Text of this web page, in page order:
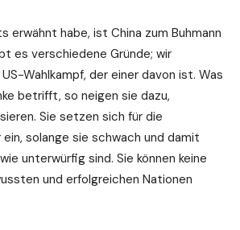
erwähnt habe, ist China zum Buhmann
es verschiedene Gründe; wir
Wahlkampf, der einer davon ist. Was
betrifft, so neigen sie dazu,
Sie setzen sich für die
solange sie schwach und damit
unterwürfig sind. Sie können keine
und erfolgreichen Nationen